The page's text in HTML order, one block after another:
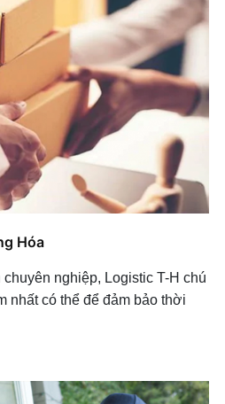
Hóa
nghiệp, Logistic T-H chú
nhất có thể để đảm bảo thời